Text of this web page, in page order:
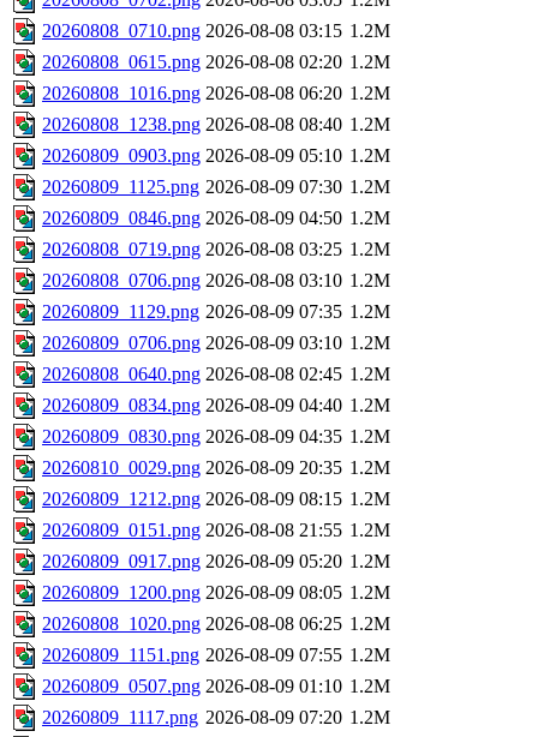
20260808_0710.png 2026-08-08 03:15 1.2M
20260808_0615.png 2026-08-08 02:20 1.2M
20260808_1016.png 2026-08-08 06:20 1.2M
20260808_1238.png 2026-08-08 08:40 1.2M
20260809_0903.png 2026-08-09 05:10 1.2M
20260809_1125.png 2026-08-09 07:30 1.2M
20260809_0846.png 2026-08-09 04:50 1.2M
20260808_0719.png 2026-08-08 03:25 1.2M
20260808_0706.png 2026-08-08 03:10 1.2M
20260809_1129.png 2026-08-09 07:35 1.2M
20260809_0706.png 2026-08-09 03:10 1.2M
20260808_0640.png 2026-08-08 02:45 1.2M
20260809_0834.png 2026-08-09 04:40 1.2M
20260809_0830.png 2026-08-09 04:35 1.2M
20260810_0029.png 2026-08-09 20:35 1.2M
20260809_1212.png 2026-08-09 08:15 1.2M
20260809_0151.png 2026-08-08 21:55 1.2M
20260809_0917.png 2026-08-09 05:20 1.2M
20260809_1200.png 2026-08-09 08:05 1.2M
20260808_1020.png 2026-08-08 06:25 1.2M
20260809_1151.png 2026-08-09 07:55 1.2M
20260809_0507.png 2026-08-09 01:10 1.2M
20260809_1117.png 2026-08-09 07:20 1.2M